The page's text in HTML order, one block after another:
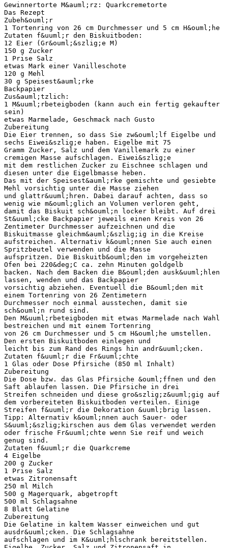
Gewinnertorte M&auml;rz: Quarkcremetorte
Das Rezept
Zubeh&ouml;r
1 Tortenring von 26 cm Durchmesser und 5 cm H&ouml;he
Zutaten f&uuml;r den Biskuitboden:
12 Eier (Gr&ouml;&szlig;e M)
150 g Zucker
1 Prise Salz
etwas Mark einer Vanilleschote
120 g Mehl
30 g Speisest&auml;rke
Backpapier
Zus&auml;tzlich:
1 M&uuml;rbeteigboden (kann auch ein fertig gekaufter
sein)
etwas Marmelade, Geschmack nach Gusto
Zubereitung
Die Eier trennen, so dass Sie zw&ouml;lf Eigelbe und
sechs Eiwei&szlig;e haben. Eigelbe mit 75
Gramm Zucker, Salz und dem Vanillemark zu einer
cremigen Masse aufschlagen. Eiwei&szlig;e
mit dem restlichen Zucker zu Eischnee schlagen und
diesen unter die Eigelbmasse heben.
Das mit der Speisest&auml;rke gemischte und gesiebte
Mehl vorsichtig unter die Masse ziehen
und glattr&uuml;hren. Dabei darauf achten, dass so
wenig wie m&ouml;glich an Volumen verloren geht,
damit das Biskuit sch&ouml;n locker bleibt. Auf drei
St&uuml;cke Backpapier jeweils einen Kreis von 26
Zentimeter Durchmesser aufzeichnen und die
Biskuitmasse gleichm&auml;&szlig;ig in die Kreise
aufstreichen. Alternativ k&ouml;nnen Sie auch einen
Spritzbeutel verwenden und die Masse
aufspritzen. Die Biskuitb&ouml;den im vorgeheizten
Ofen bei 220&deg;C ca. zehn Minuten goldgelb
backen. Nach dem Backen die B&ouml;den ausk&uuml;hlen
lassen, wenden und das Backpapier
vorsichtig abziehen. Eventuell die B&ouml;den mit
einem Tortenring von 26 Zentimetern
Durchmesser noch einmal ausstechen, damit sie
sch&ouml;n rund sind.
Den M&uuml;rbeteigboden mit etwas Marmelade nach Wahl
bestreichen und mit einem Tortenring
von 26 cm Durchmesser und 5 cm H&ouml;he umstellen.
Den ersten Biskuitboden einlegen und
leicht bis zum Rand des Rings hin andr&uuml;cken.
Zutaten f&uuml;r die Fr&uuml;chte
1 Glas oder Dose Pfirsiche (850 ml Inhalt)
Zubereitung
Die Dose bzw. das Glas Pfirsiche &ouml;ffnen und den
Saft ablaufen lassen. Die Pfirsiche in drei
Streifen schneiden und diese gro&szlig;z&uuml;gig auf
dem vorbereiteten Biskuitboden verteilen. Einige
Streifen f&uuml;r die Dekoration &uuml;brig lassen.
Tipp: Alternativ k&ouml;nnen auch Sauer- oder
S&uuml;&szlig;kirschen aus dem Glas verwendet werden
oder frische Fr&uuml;chte wenn Sie reif und weich
genug sind.
Zutaten f&uuml;r die Quarkcreme
4 Eigelbe
200 g Zucker
1 Prise Salz
etwas Zitronensaft
250 ml Milch
500 g Magerquark, abgetropft
500 ml Schlagsahne
8 Blatt Gelatine
Zubereitung
Die Gelatine in kaltem Wasser einweichen und gut
ausdr&uuml;cken. Die Schlagsahne
aufschlagen und im K&uuml;hlschrank bereitstellen.